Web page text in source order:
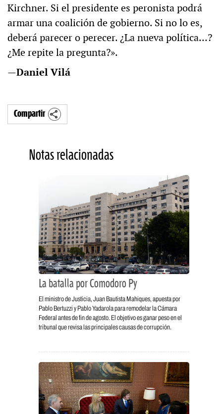
Kirchner. Si el presidente es peronista podrá
armar una coalición de gobierno. Si no lo es,
deberá parecer o perecer. ¿La nueva política…?
¿Me repite la pregunta?».
—Daniel Vilá
Compartir
Notas relacionadas
La batalla por Comodoro Py
El ministro de Justicia, Juan Bautista Mahiques, apuesta por
Pablo Bertuzzi y Pablo Yadarola para remodelar la Cámara
Federal antes de fin de agosto. El objetivo es ganar peso en el
tribunal que revisa las principales causas de corrupción.